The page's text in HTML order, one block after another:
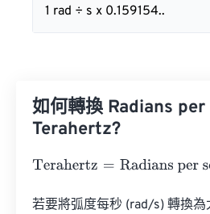
1 rad ÷ s x 0.159154..
如何轉換 Radians
Terahertz?
Terahertz=Radians per second
若要將弧度每秒 (rad/s) 轉換為